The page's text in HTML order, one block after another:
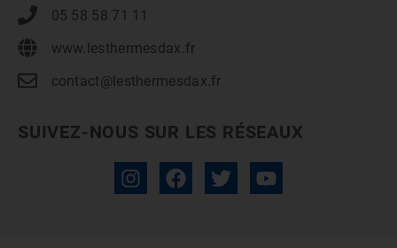
05 58 58 71 11
www.lesthermesdax.fr
contact@lesthermesdax.fr
SUIVEZ-NOUS SUR LES RÉSEAUX